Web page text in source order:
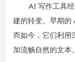
AI 写作工具
建的转变。早期的
而如今，它们利用
加流畅自然的文本。